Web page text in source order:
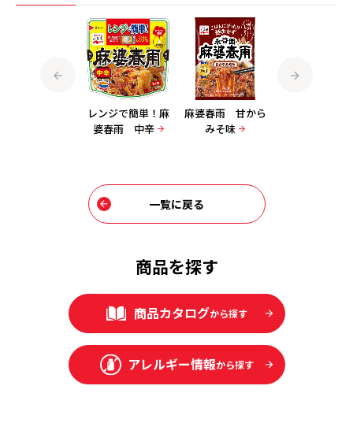
レンジで簡単！麻
婆春雨 中辛
麻婆春雨 甘から
みそ味
一覧に戻る
商品を探す
商品カタログから探す
アレルギー情報から探す